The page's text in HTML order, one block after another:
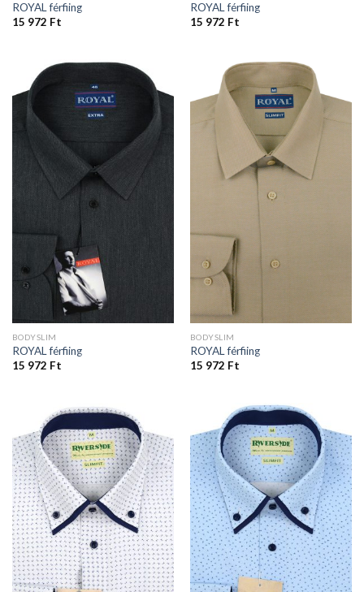
ROYAL férfiing
15 972 Ft
ROYAL férfiing
15 972 Ft
BODYSLIM
ROYAL férfiing
15 972 Ft
BODYSLIM
ROYAL férfiing
15 972 Ft